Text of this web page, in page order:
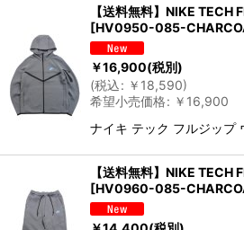
【送料無料】NIKE TECH
[HV0950-085-
￥16,900(税別)
(税込: ￥ 18,590)
希望小売価格: ￥ 16,900
ナイキ テック フルジップ
【送料無料】NIKE TECH
[HV0960-085-